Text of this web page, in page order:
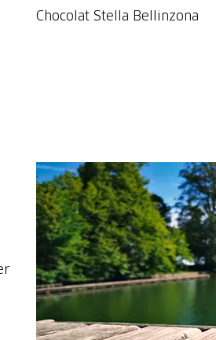
Chocolat Stella Bellinzona